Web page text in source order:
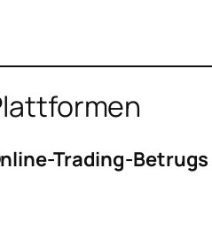
Trading-Betrugs